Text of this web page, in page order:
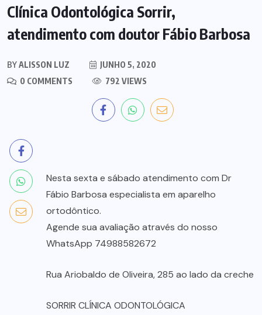
Clínica Odontológica Sorrir,
atendimento com doutor Fábio Barbosa
BYALISSON LUZ
JUNHO 5, 2020
0 COMMENTS
792 VIEWS
Nesta sexta e sábado atendimento com Dr
Fábio Barbosa especialista em aparelho
ortodôntico.
Agende sua avaliação através do nosso
WhatsApp 74988582672
Rua Ariobaldo de Oliveira, 285 ao lado da creche
SORRIR CLÍNICA ODONTOLÓGICA